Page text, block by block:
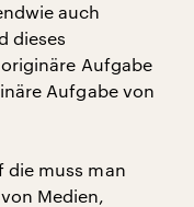
auch
dieses
Aufgabe
Aufgabe von
die muss man
Medien,